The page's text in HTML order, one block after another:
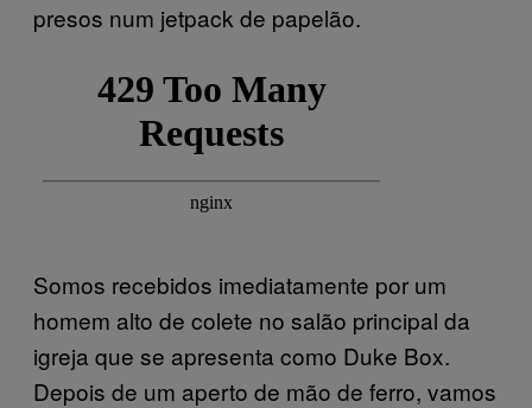
presos num jetpack de papelão.
Somos recebidos imediatamente por um
homem alto de colete no salão principal da
igreja que se apresenta como Duke Box.
Depois de um aperto de mão de ferro, vamos